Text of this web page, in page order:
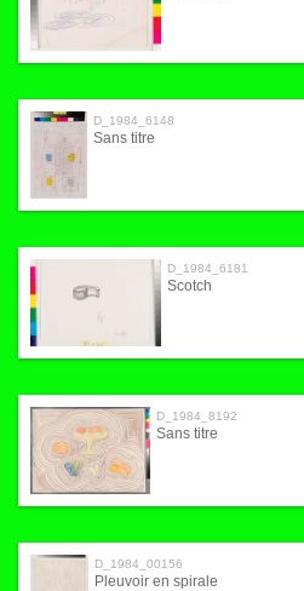
D_1984_6148
Sans titre
D_1984_6181
Scotch
D_1984_8192
Sans titre
D_1984_00156
Pleuvoir en spirale